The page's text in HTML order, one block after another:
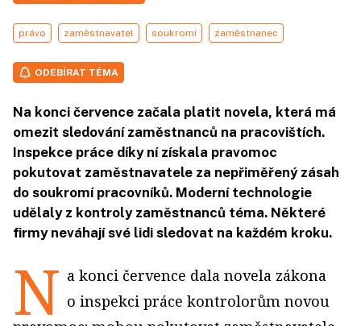
právo zaměstnavatel soukromí zaměstnanec
ODEBÍRAT TÉMA
Na konci července začala platit novela, která má
omezit sledování zaměstnanců na pracovištích.
Inspekce práce díky ní získala pravomoc
pokutovat zaměstnavatele za nepřiměřený zásah
do soukromí pracovníků. Moderní technologie
udělaly z kontroly zaměstnanců téma. Některé
firmy neváhají své lidi sledovat na každém kroku.
N a konci července dala novela zákona
o inspekci práce kontrolorům novou